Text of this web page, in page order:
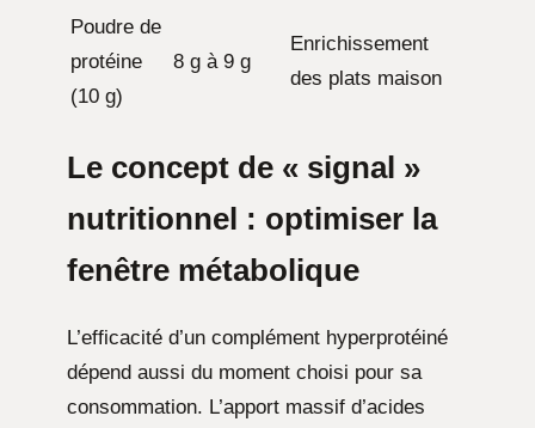
Poudre de
protéine
(10 g)
8 g à 9 g
Enrichissement
des plats maison
Le concept de « signal »
nutritionnel : optimiser la
fenêtre métabolique
L’efficacité d’un complément hyperprotéiné
dépend aussi du moment choisi pour sa
consommation. L’apport massif d’acides